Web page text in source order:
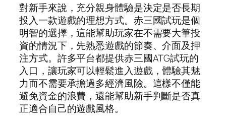
對新手來說，充分親身體驗是決定是否長期
投入一款遊戲的理想方式。赤三國試玩是個
明智的選擇，這能幫助玩家在不需要大筆投
資的情況下，先熟悉遊戲的節奏、介面及押
注方式。許多平台都提供赤三國ATG試玩的
入口，讓玩家可以輕鬆進入遊戲，體驗其魅
力而不需要承擔過多經濟風險。這樣不僅能
避免資金的浪費，還能幫助新手判斷是否真
正適合自己的遊戲風格。